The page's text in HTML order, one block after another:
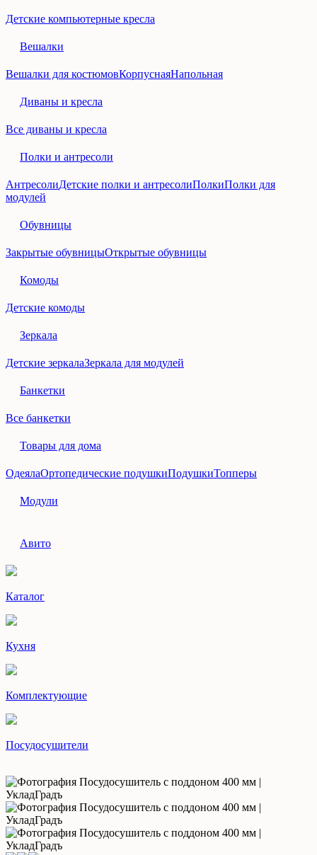
Детские компьютерные кресла
Вешалки
Вешалки для костюмовКорпуснаяНапольная
Диваны и кресла
Все диваны и кресла
Полки и антресоли
АнтресолиДетские полки и антресолиПолкиПолки для
модулей
Обувницы
Закрытые обувницыОткрытые обувницы
Комоды
Детские комоды
Зеркала
Детские зеркалаЗеркала для модулей
Банкетки
Все банкетки
Товары для дома
ОдеялаОртопедические подушкиПодушкиТопперы
Модули
Авито
Каталог
Кухня
Комплектующие
Посудосушители